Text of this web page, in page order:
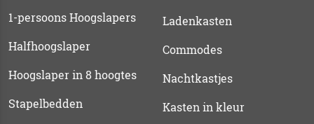
1-persoons Hoogslapers
Halfhoogslaper
Hoogslaper in 8 hoogtes
Stapelbedden
Ladenkasten
Commodes
Nachtkastjes
Kasten in kleur